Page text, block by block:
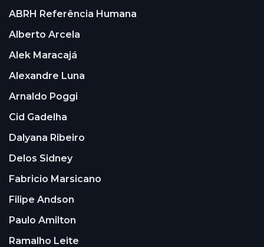
ABRH Referência Humana
Alberto Arcela
Alek Maracajá
Alexandre Luna
Arnaldo Poggi
Cid Gadelha
Dalyana Ribeiro
Delos Sidney
Fabricio Marsicano
Filipe Andson
Paulo Amilton
Ramalho Leite